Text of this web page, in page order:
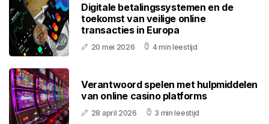
Digitale betalingssystemen en de
toekomst van veilige online
transacties in Europa
20 mei 2026 4 min leestijd
Verantwoord spelen met hulpmiddelen
van online casino platforms
28 april 2026 3 min leestijd